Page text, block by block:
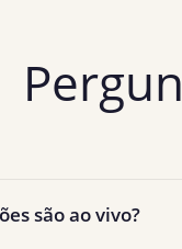
são ao vivo?